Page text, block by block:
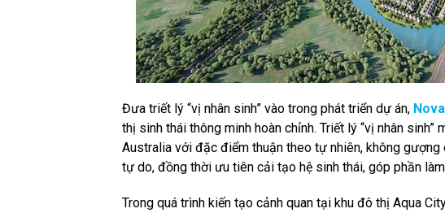
Đưa triết lý “vị nhân sinh” vào trong phát triển dự án,
thị sinh thái thông minh hoàn chỉnh. Triết lý “vị nhân sinh”
Australia với đặc điểm thuận theo tự nhiên, không gượng
tự do, đồng thời ưu tiên cải tạo hệ sinh thái, góp phần
Trong quá trình kiến tạo cảnh quan tại khu đô thị Aqua